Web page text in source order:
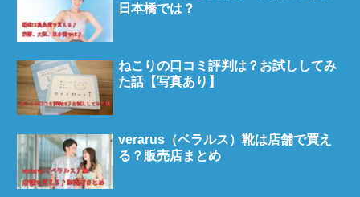
日本橋では？
ねこりの口コミ評判は？お試ししてみ
た話【写真あり】
verarus（ベラルス）靴は店舗で買え
る？販売店まとめ